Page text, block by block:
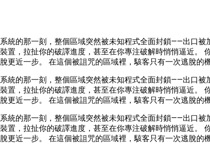
統的那一刻，整個區域突然被未知程式全面封鎖——出口
，拉扯你的破譯進度，甚至在你專注破解時悄悄逼近。
近一步。 在這個被詛咒的區域裡，駭客只有一次逃脫的
統的那一刻，整個區域突然被未知程式全面封鎖——出口
，拉扯你的破譯進度，甚至在你專注破解時悄悄逼近。
近一步。 在這個被詛咒的區域裡，駭客只有一次逃脫的
統的那一刻，整個區域突然被未知程式全面封鎖——出口
，拉扯你的破譯進度，甚至在你專注破解時悄悄逼近。
近一步。 在這個被詛咒的區域裡，駭客只有一次逃脫的